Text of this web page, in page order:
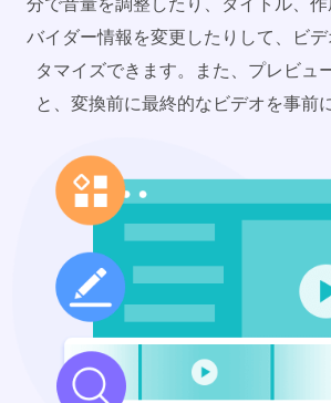
分で音量を調整したり、タイトル、
バイダー情報を変更したりして、ビ
タマイズできます。また、プレビュ
と、変換前に最終的なビデオを事前